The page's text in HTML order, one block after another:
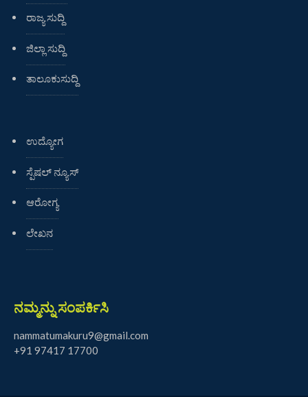
ರಾಜ್ಯ ಸುದ್ದಿ
ಜಿಲ್ಲಾ ಸುದ್ದಿ
ತಾಲೂಕುಸುದ್ದಿ
ಉದ್ಯೋಗ
ಸ್ಪೆಷಲ್ ನ್ಯೂಸ್
ಆರೋಗ್ಯ
ಲೇಖನ
ನಮ್ಮನ್ನು ಸಂಪರ್ಕಿಸಿ
nammatumakuru9@gmail.com
+91 97417 17700